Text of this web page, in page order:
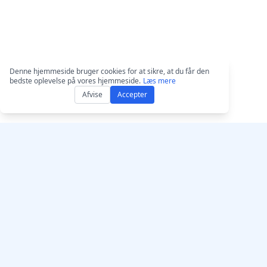
Denne hjemmeside bruger cookies for at sikre, at du får den
bedste oplevelse på vores hjemmeside. Læs mere
Afvise
Accepter